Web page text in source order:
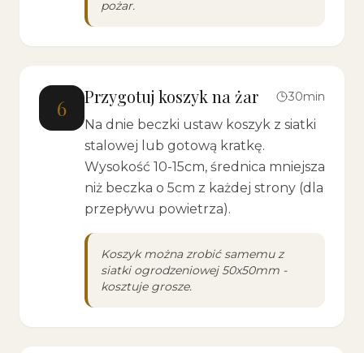
pożar.
6 Przygotuj koszyk na żar 30min
Na dnie beczki ustaw koszyk z siatki
stalowej lub gotową kratkę.
Wysokość 10-15cm, średnica mniejsza
niż beczka o 5cm z każdej strony (dla
przepływu powietrza).
Koszyk można zrobić samemu z
siatki ogrodzeniowej 50x50mm -
kosztuje grosze.